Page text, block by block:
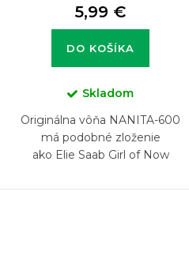
5,99 €
DO KOŠÍKA
Skladom
Originálna vôňa NANITA-600
má podobné zloženie
ako Elie Saab Girl of Now